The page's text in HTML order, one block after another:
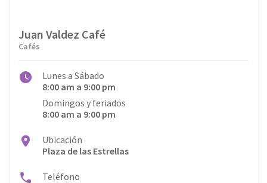
Juan Valdez Café
Cafés
Lunes a Sábado
8:00 am a 9:00 pm
Domingos y feriados
8:00 am a 9:00 pm
Ubicación
Plaza de las Estrellas
Teléfono